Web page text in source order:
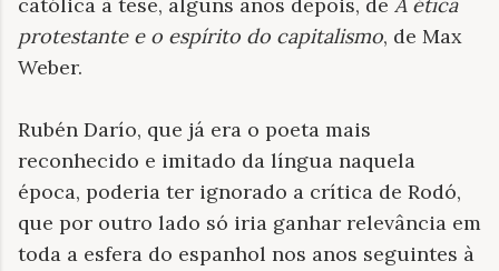
católica à tese, alguns anos depois, de A ética
protestante e o espírito do capitalismo, de Max
Weber.
Rubén Darío, que já era o poeta mais
reconhecido e imitado da língua naquela
época, poderia ter ignorado a crítica de Rodó,
que por outro lado só iria ganhar relevância em
toda a esfera do espanhol nos anos seguintes à